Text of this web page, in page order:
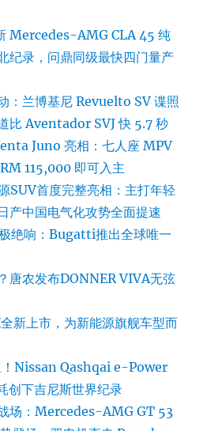
Mercedes-AMG CLA 45 纯
纪录，问鼎同级最快四门量产
：兰博基尼 Revuelto SV 谍照
比 Aventador SVJ 快 5.7 秒
Juno 亮相：七人座 MPV
115,000 即可入主
SUV首度完整亮相：主打年轻
产中国电气化攻势全面提速
绝响：Bugatti推出全球唯一
唐农发布DONNER VIVA无弦
新上市，为新能源旗舰车型而
！Nissan Qashqai e-Power
下吉尼斯世界纪录
场：Mercedes-AMG GT 53